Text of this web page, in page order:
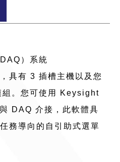
）系統
具有 3 插槽主機以及您
組。您可使用 Keysight
DAQ 介接，此軟體具
務導向的自引助式選單